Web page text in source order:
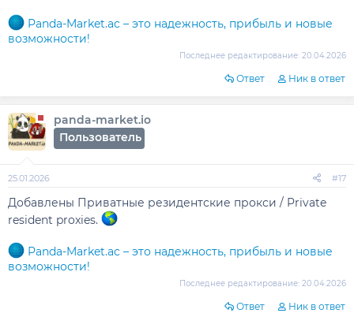
Panda-Market.ac – это надежность, прибыль и новые
возможности!
Последнее редактирование: 20.04.2026
Ответ Ник в ответ
panda-market.io
Пользователь
25.01.2026 #17
Добавлены Приватные резидентские прокси / Private
resident proxies.
Panda-Market.ac – это надежность, прибыль и новые
возможности!
Последнее редактирование: 20.04.2026
Ответ Ник в ответ